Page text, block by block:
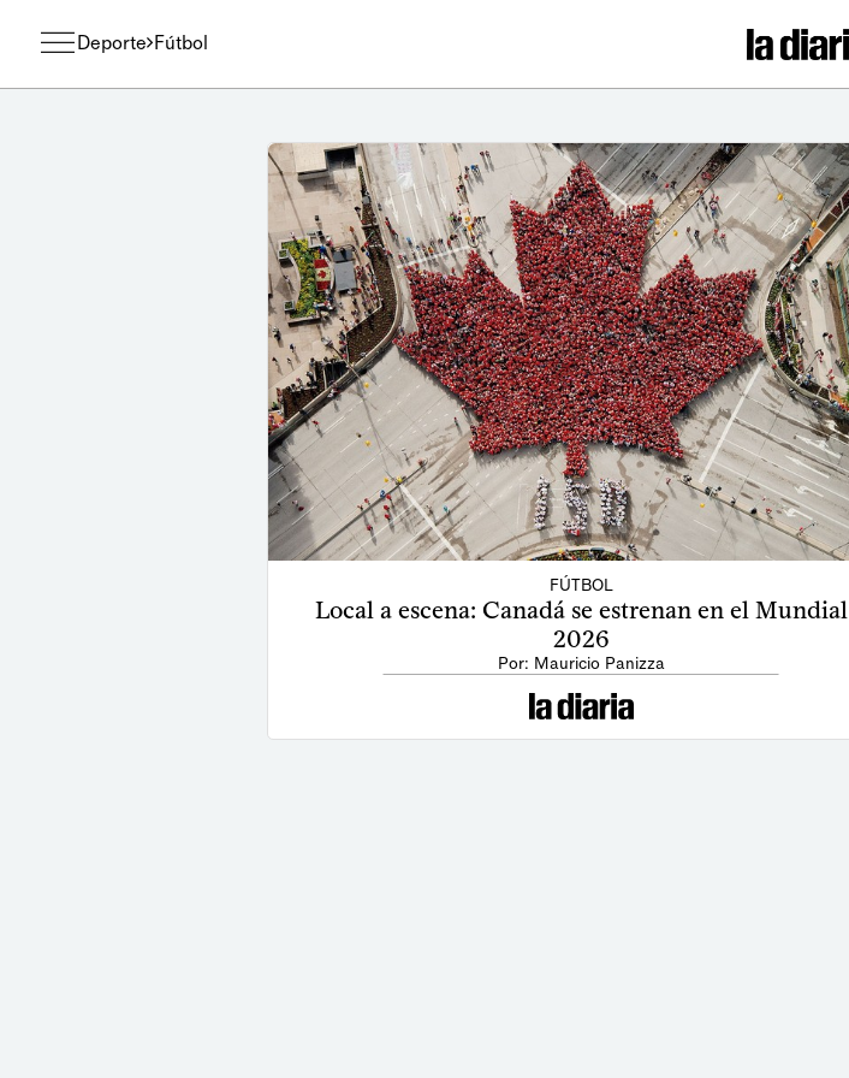
Deporte Fútbol
FÚTBOL
Local a escena: Canadá se estrenan en el Mundial
2026
Por: Mauricio Panizza